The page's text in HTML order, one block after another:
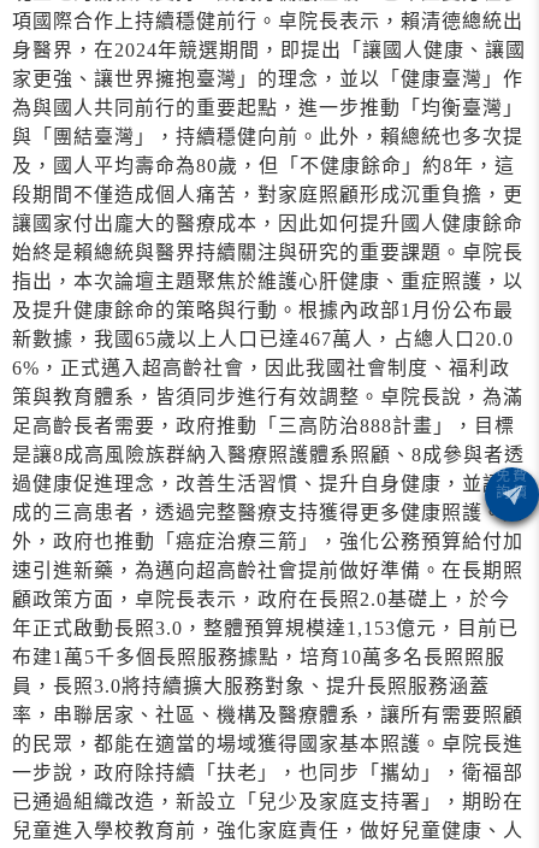
項國際合作上持續穩健前行。卓院長表示，賴清德總統出
身醫界，在2024年競選期間，即提出「讓國人健康、讓國
家更強、讓世界擁抱臺灣」的理念，並以「健康臺灣」作
為與國人共同前行的重要起點，進一步推動「均衡臺灣」
與「團結臺灣」，持續穩健向前。此外，賴總統也多次提
及，國人平均壽命為80歲，但「不健康餘命」約8年，這
段期間不僅造成個人痛苦，對家庭照顧形成沉重負擔，更
讓國家付出龐大的醫療成本，因此如何提升國人健康餘命
始終是賴總統與醫界持續關注與研究的重要課題。卓院長
指出，本次論壇主題聚焦於維護心肝健康、重症照護，以
及提升健康餘命的策略與行動。根據內政部1月份公布最
新數據，我國65歲以上人口已達467萬人，占總人口20.0
6%，正式邁入超高齡社會，因此我國社會制度、福利政
策與教育體系，皆須同步進行有效調整。卓院長說，為滿
足高齡長者需要，政府推動「三高防治888計畫」，目標
是讓8成高風險族群納入醫療照護體系照顧、8成參與者透
過健康促進理念，改善生活習慣、提升自身健康，並讓8
成的三高患者，透過完整醫療支持獲得更多健康照護。此
外，政府也推動「癌症治療三箭」，強化公務預算給付加
速引進新藥，為邁向超高齡社會提前做好準備。在長期照
顧政策方面，卓院長表示，政府在長照2.0基礎上，於今
年正式啟動長照3.0，整體預算規模達1,153億元，目前已
布建1萬5千多個長照服務據點，培育10萬多名長照照服
員，長照3.0將持續擴大服務對象、提升長照服務涵蓋
率，串聯居家、社區、機構及醫療體系，讓所有需要照顧
的民眾，都能在適當的場域獲得國家基本照護。卓院長進
一步說，政府除持續「扶老」，也同步「攜幼」，衛福部
已通過組織改造，新設立「兒少及家庭支持署」，期盼在
兒童進入學校教育前，強化家庭責任，做好兒童健康、人